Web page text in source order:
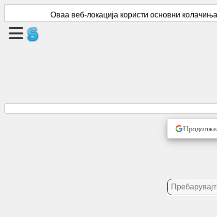
Направете
Оваа веб-локација користи основни